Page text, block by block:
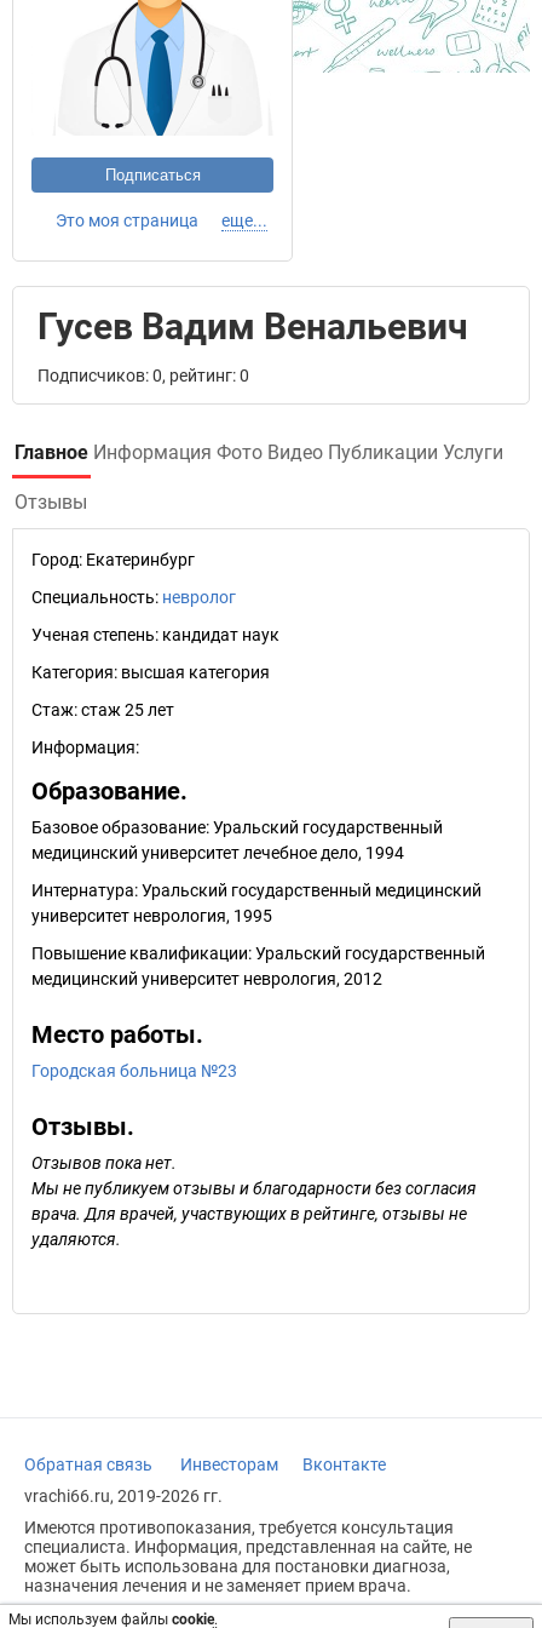
Мы используем файлы cookie.
Подписаться
Это моя страница еще...
Гусев Вадим Венальевич
Подписчиков: 0, рейтинг: 0
Главное Информация Фото Видео Публикации Услуги
Отзывы
Город: Екатеринбург
Специальность: невролог
Ученая степень: кандидат наук
Категория: высшая категория
Стаж:стаж 25 лет
Информация:
Образование.
Базовое образование: Уральский государственный
медицинский университет лечебное дело, 1994
Интернатура: Уральский государственный медицинский
университет неврология, 1995
Повышение квалификации: Уральский государственный
медицинский университет неврология, 2012
Место работы.
Городская больница №23
Отзывы.
Отзывов пока нет.
Мы не публикуем отзывы и благодарности без согласия
врача. Для врачей, участвующих в рейтинге, отзывы не
удаляются.
Обратная связь Инвесторам
Вконтакте
vrachi66.ru, 2019-2026 гг.
Имеются противопоказания, требуется консультация
специалиста. Информация, представленная на сайте, не
может быть использована для постановки диагноза,
назначения лечения и не заменяет прием врача.
Возрастное ограничение: 18+